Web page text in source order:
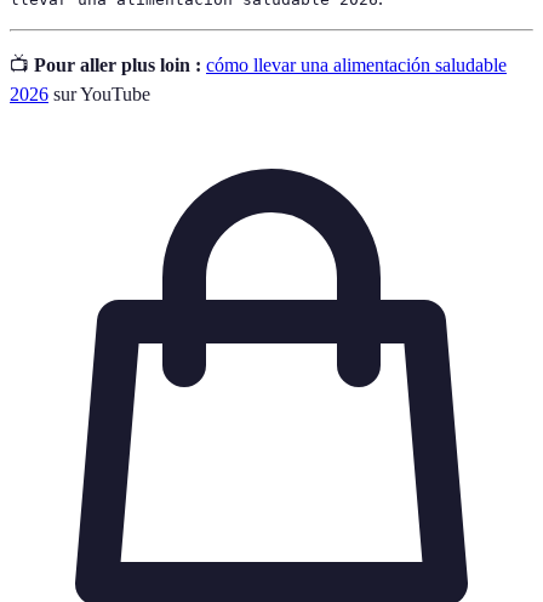
📺 Pour aller plus loin : cómo llevar una alimentación saludable
2026 sur YouTube